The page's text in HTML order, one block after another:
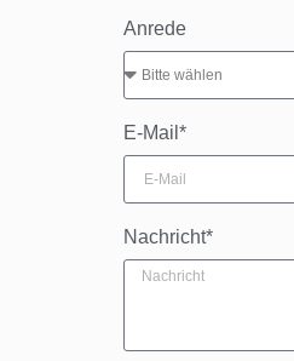
Anrede
E-Mail*
Nachricht*